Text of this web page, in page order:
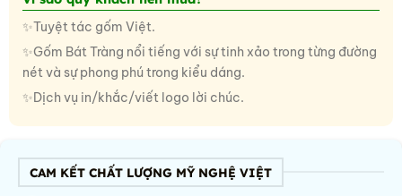
✨Tuyệt tác gốm Việt.
✨Gốm Bát Tràng nổi tiếng với sự tinh xảo trong từng đường
nét và sự phong phú trong kiểu dáng.
✨Dịch vụ in/khắc/viết logo lời chúc.
CAM KẾT CHẤT LƯỢNG MỸ NGHỆ VIỆT